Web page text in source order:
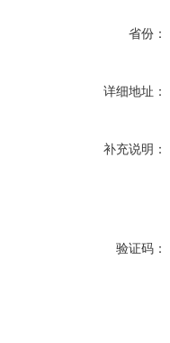
省份：
详细地址：
补充说明：
验证码：